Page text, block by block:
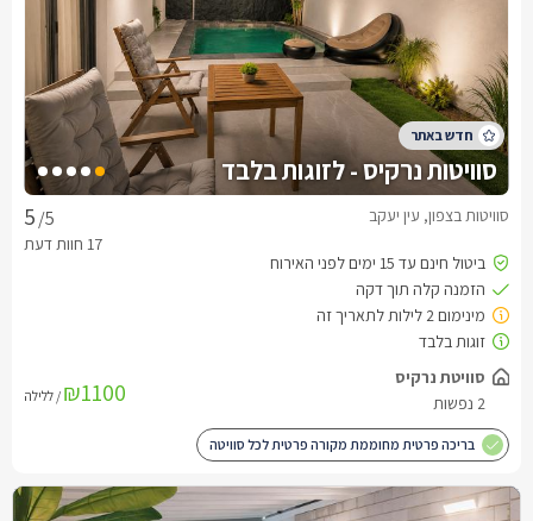
סוויטות נרקיס - לזוגות בלבד
/5 סוויטות בצפון, עין יעקב
₪1100 / ללילה
בריכה פרטית מחוממת מקורה פרטית לכל סוויטה